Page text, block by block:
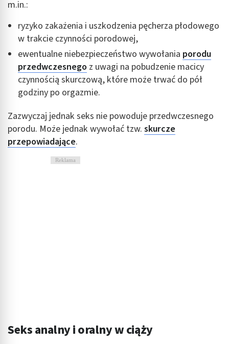
m.in.:
ryzyko zakażenia i uszkodzenia pęcherza płodowego
w trakcie czynności porodowej,
ewentualne niebezpieczeństwo wywołania porodu
przedwczesnego z uwagi na pobudzenie macicy
czynnością skurczową, które może trwać do pół
godziny po orgazmie.
Zazwyczaj jednak seks nie powoduje przedwczesnego
porodu. Może jednak wywołać tzw. skurcze
przepowiadające.
Reklama
Seks analny i oralny w ciąży